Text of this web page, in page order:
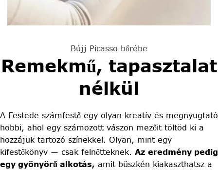
Bújj Picasso bőrébe
Remekmű, tapasztalat
nélkül
A Festede számfestő egy olyan kreatív és megnyugtató
hobbi, ahol egy számozott vászon mezőit töltöd ki a
hozzájuk tartozó színekkel. Olyan, mint egy
kifestőkönyv — csak felnőtteknek. Az eredmény pedig
egy gyönyörű alkotás, amit büszkén kiakaszthatsz a